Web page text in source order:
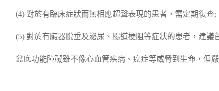
(4) 對於有臨床症狀而無相應超聲表現的患者，需定期復查;
(5) 對於有臟器脫垂及泌尿、腸道梗阻等症狀的患者，建議
盆底功能障礙雖不像心血管疾病、癌症等威脅到生命，但